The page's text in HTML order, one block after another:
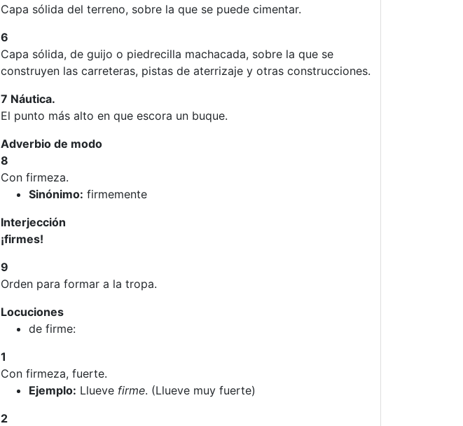
Capa sólida del terreno, sobre la que se puede cimentar.
6
Capa sólida, de guijo o piedrecilla machacada, sobre la que se
construyen las carreteras, pistas de aterrizaje y otras construcciones.
7 Náutica.
El punto más alto en que escora un buque.
Adverbio de modo
8
Con firmeza.
Sinónimo: firmemente
Interjección
¡firmes!
9
Orden para formar a la tropa.
Locuciones
de firme:
1
Con firmeza, fuerte.
Ejemplo: Llueve firme. (Llueve muy fuerte)
2